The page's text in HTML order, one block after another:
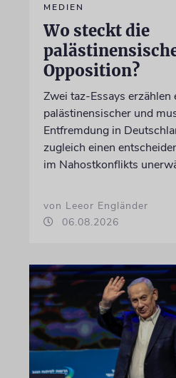
MEDIEN
Wo steckt die
Opposition?
Zwei taz-Essays
palästinensischer und
Entfremdung in
zugleich einen
im Nahostkonflikts
von Leeor Engländer
06.08.2026